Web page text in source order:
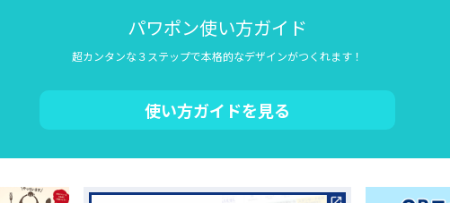
パワポン使い方ガイド
超カンタンな３ステップで本格的なデザインがつくれます！
使い方ガイドを見る